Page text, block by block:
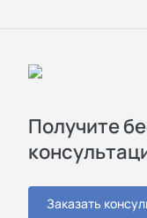
Получите
Заказать